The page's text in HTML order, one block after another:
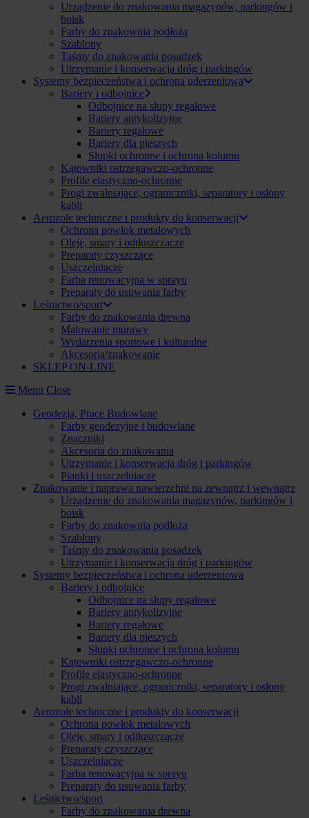
Urządzenie do znakowania magazynów, parkingów i
boisk
Farby do znakownia podłoża
Szablony
Taśmy do znakowania posadzek
Utrzymanie i konserwacja dróg i parkingów
Systemy bezpieczeństwa i ochrona uderzeniowa
Bariery i odbojnice
Odbojnice na słupy regałowe
Bariery antykolizyjne
Bariery regałowe
Bariery dla pieszych
Słupki ochronne i ochrona kolumn
Kątowniki ostrzegawczo-ochronne
Profile elastyczno-ochronne
Progi zwalniające, ograniczniki, separatory i osłony
kabli
Aerozole techniczne i produkty do konserwacji
Ochrona powłok metalowych
Oleje, smary i odtłuszczacze
Preparaty czyszczące
Uszczelniacze
Farba renowacyjna w sprayu
Preparaty do usuwania farby
Leśnictwo/sport
Farby do znakowania drewna
Malowanie murawy
Wydarzenia sportowe i kulturalne
Akcesoria/znakowanie
SKLEP ON-LINE
Menu Close
Geodezja, Prace Budowlane
Farby geodezyjne i budowlane
Znaczniki
Akcesoria do znakowania
Utrzymanie i konserwacja dróg i parkingów
Pianki i uszczelniacze
Znakowanie i naprawa nawierzchni na zewnątrz i wewnątrz
Urządzenie do znakowania magazynów, parkingów i
boisk
Farby do znakownia podłoża
Szablony
Taśmy do znakowania posadzek
Utrzymanie i konserwacja dróg i parkingów
Systemy bezpieczeństwa i ochrona uderzeniowa
Bariery i odbojnice
Odbojnice na słupy regałowe
Bariery antykolizyjne
Bariery regałowe
Bariery dla pieszych
Słupki ochronne i ochrona kolumn
Kątowniki ostrzegawczo-ochronne
Profile elastyczno-ochronne
Progi zwalniające, ograniczniki, separatory i osłony
kabli
Aerozole techniczne i produkty do konserwacji
Ochrona powłok metalowych
Oleje, smary i odtłuszczacze
Preparaty czyszczące
Uszczelniacze
Farba renowacyjna w sprayu
Preparaty do usuwania farby
Leśnictwo/sport
Farby do znakowania drewna